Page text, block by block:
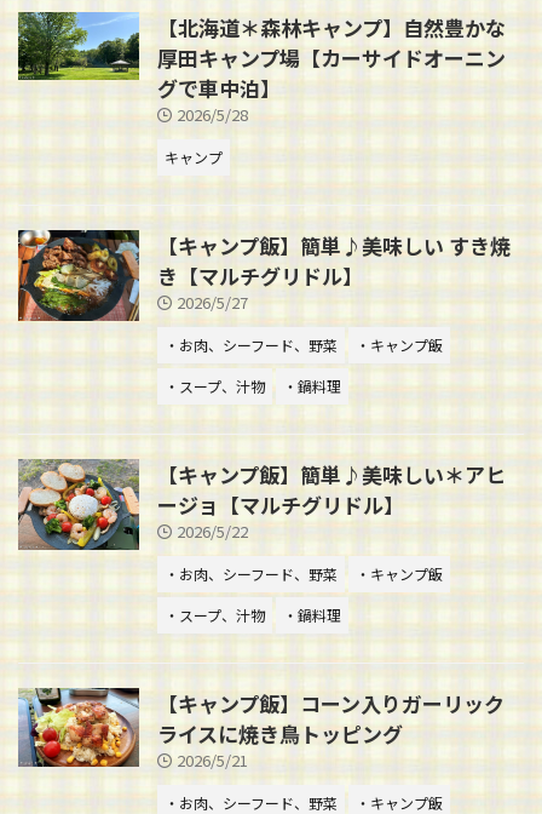
【北海道＊森林キャンプ】自然豊かな
厚田キャンプ場【カーサイドオーニン
グで車中泊】
2026/5/28
キャンプ
【キャンプ飯】簡単♪美味しい すき焼
き【マルチグリドル】
2026/5/27
・お肉、シーフード、野菜
・キャンプ飯
・スープ、汁物
・鍋料理
【キャンプ飯】簡単♪美味しい＊アヒ
ージョ【マルチグリドル】
2026/5/22
・お肉、シーフード、野菜
・キャンプ飯
・スープ、汁物
・鍋料理
【キャンプ飯】コーン入りガーリック
ライスに焼き鳥トッピング
2026/5/21
・お肉、シーフード、野菜
・キャンプ飯